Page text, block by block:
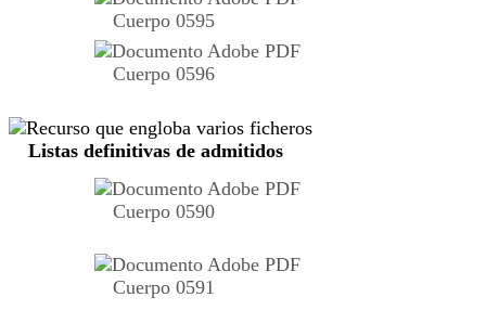
Cuerpo 0595
Cuerpo 0596
Listas definitivas de admitidos
Cuerpo 0590
Cuerpo 0591